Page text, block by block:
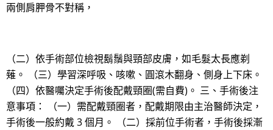
兩側肩胛骨不對稱，
（二）依手術部位檢視鬍鬚與頸部皮膚，如毛髮太長應剃
薙。 （三）學習深呼吸、咳嗽、圓滾木翻身、側身上下床。
（四）依醫囑決定手術後配戴頸圈(需自費)。 三、手術後注
意事項： （一）需配戴頸圈者，配戴期限由主治醫師決定，
手術後一般約戴 3 個月。 （二）採前位手術者，手術後採漸